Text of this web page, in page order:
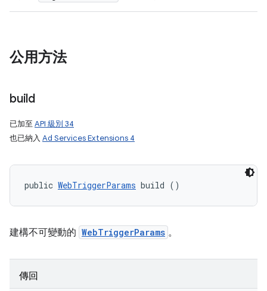
公用方法
build
已加至 API 級別 34
也已納入 Ad Services Extensions 4
public WebTriggerParams build ()
建構不可變動的 WebTriggerParams 。
傳回